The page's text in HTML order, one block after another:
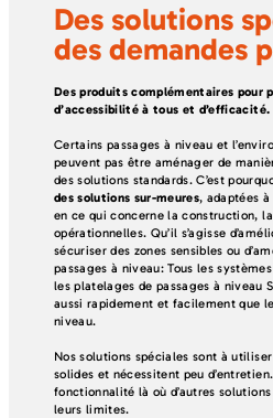
Des solutions
des demandes
Des produits complémentaires pour
d’accessibilité à tous et d’efficacité.
Certains passages à niveau et
peuvent pas être aménager de
des solutions standards. C’est
des solutions sur-meures, adaptées
en ce qui concerne la construction,
opérationnelles. Qu’il s’agisse
sécuriser des zones sensibles ou
passages à niveau: Tous les
les platelages de passages à niveau
aussi rapidement et facilement que
niveau.
Nos solutions spéciales sont à
solides et nécessitent peu
fonctionnalité là où d’autres
leurs limites.